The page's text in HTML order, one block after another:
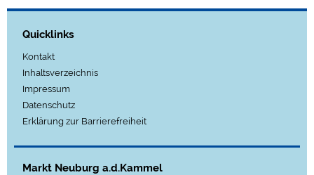
Quicklinks
Kontakt
Inhaltsverzeichnis
Impressum
Datenschutz
Erklärung zur Barrierefreiheit
Markt Neuburg a.d.Kammel